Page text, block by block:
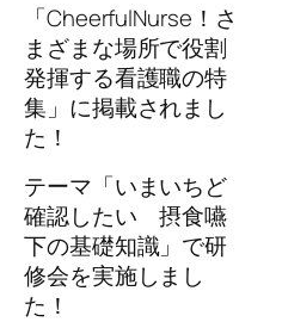
「CheerfulNurse！さ
まざまな場所で役割
発揮する看護職の特
集」に掲載されまし
た！
テーマ「いまいちど
確認したい 摂食嚥
下の基礎知識」で研
修会を実施しまし
た！